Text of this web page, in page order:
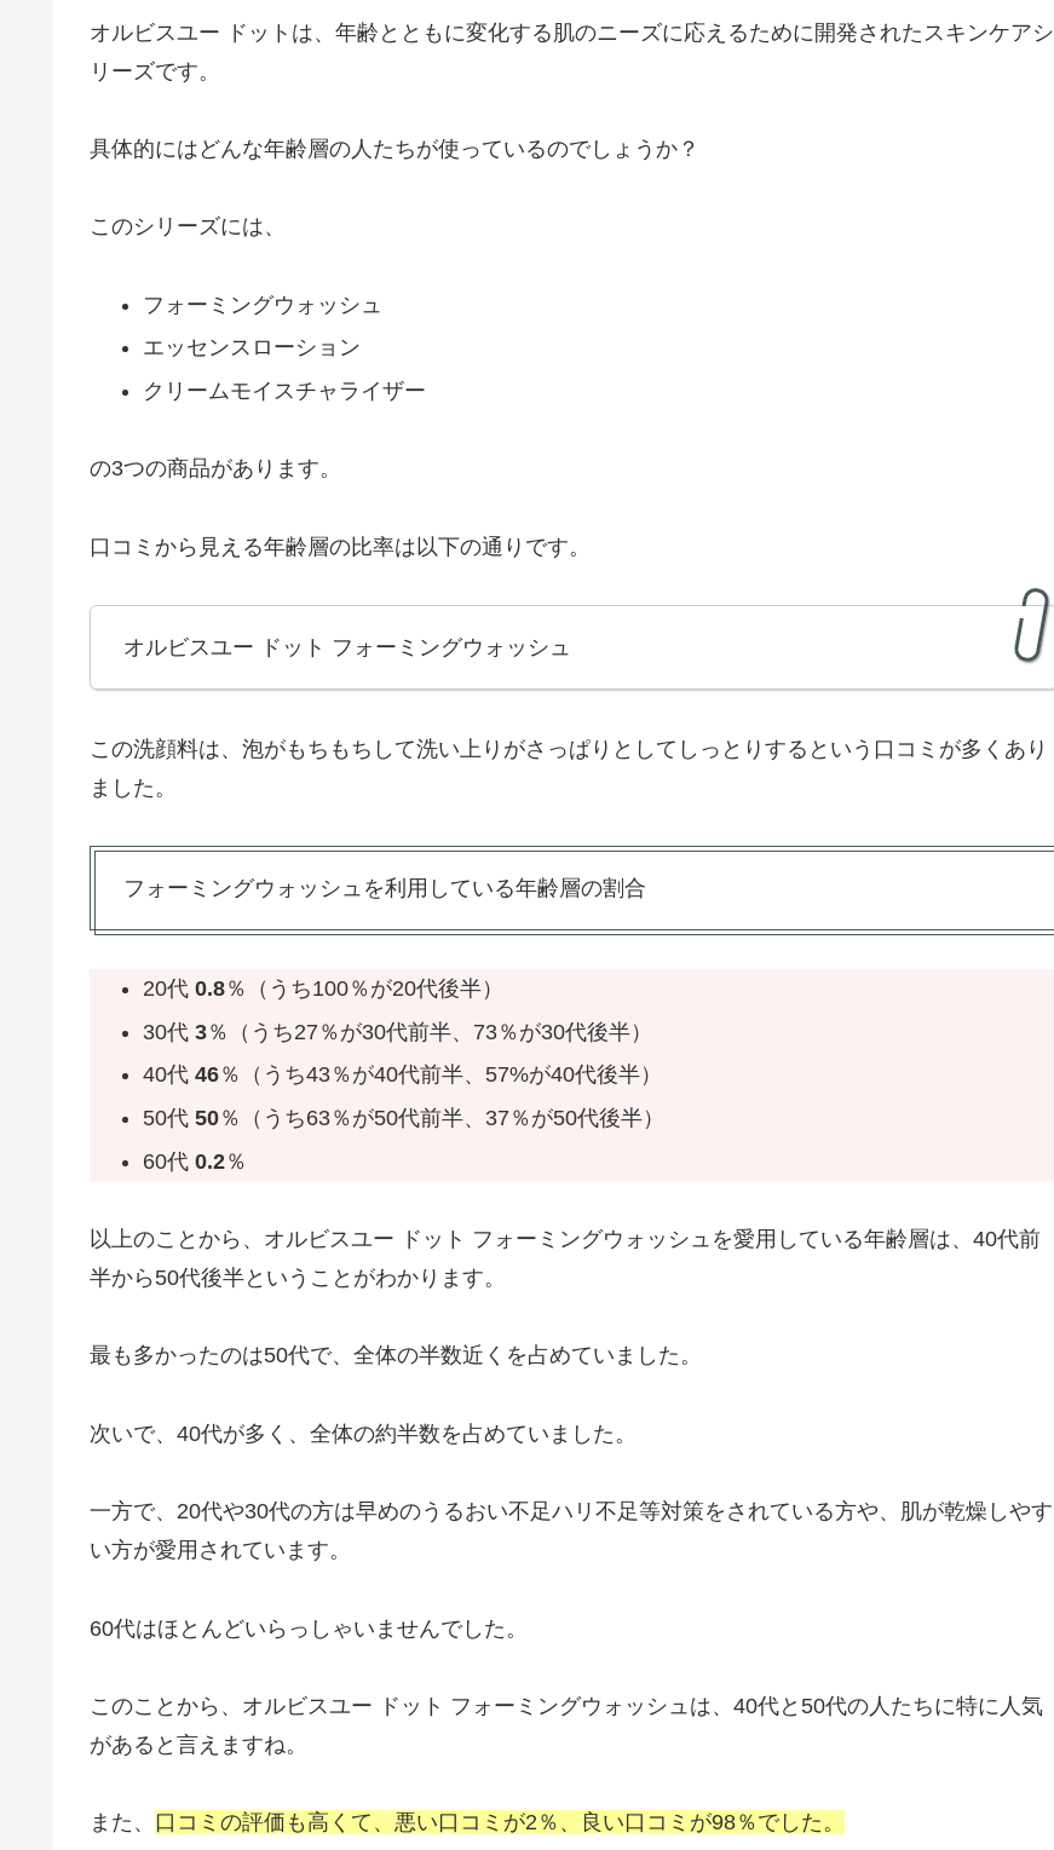
オルビスユー ドットは、年齢とともに変化する肌のニーズに応えるために開発されたスキンケアシ
リーズです。
具体的にはどんな年齢層の人たちが使っているのでしょうか？
このシリーズには、
フォーミングウォッシュ
エッセンスローション
クリームモイスチャライザー
の3つの商品があります。
口コミから見える年齢層の比率は以下の通りです。
オルビスユー ドット フォーミングウォッシュ
この洗顔料は、泡がもちもちして洗い上りがさっぱりとしてしっとりするという口コミが多くあり
ました。
フォーミングウォッシュを利用している年齢層の割合
20代 0.8％（うち100％が20代後半）
30代 3％（うち27％が30代前半、73％が30代後半）
40代 46％（うち43％が40代前半、57%が40代後半）
50代 50％（うち63％が50代前半、37％が50代後半）
60代 0.2％
以上のことから、オルビスユー ドット フォーミングウォッシュを愛用している年齢層は、40代前
半から50代後半ということがわかります。
最も多かったのは50代で、全体の半数近くを占めていました。
次いで、40代が多く、全体の約半数を占めていました。
一方で、20代や30代の方は早めのうるおい不足ハリ不足等対策をされている方や、肌が乾燥しやす
い方が愛用されています。
60代はほとんどいらっしゃいませんでした。
このことから、オルビスユー ドット フォーミングウォッシュは、40代と50代の人たちに特に人気
があると言えますね。
また、 口コミの評価も高くて、悪い口コミが2％、良い口コミが98％でした。